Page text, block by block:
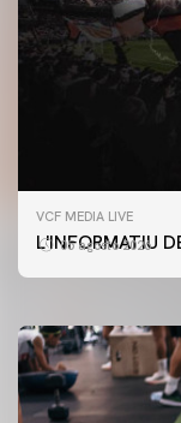
VCF MEDIA LIVE
L'INFORMATIU
05 agosto 2026
PRIMER EQUIP